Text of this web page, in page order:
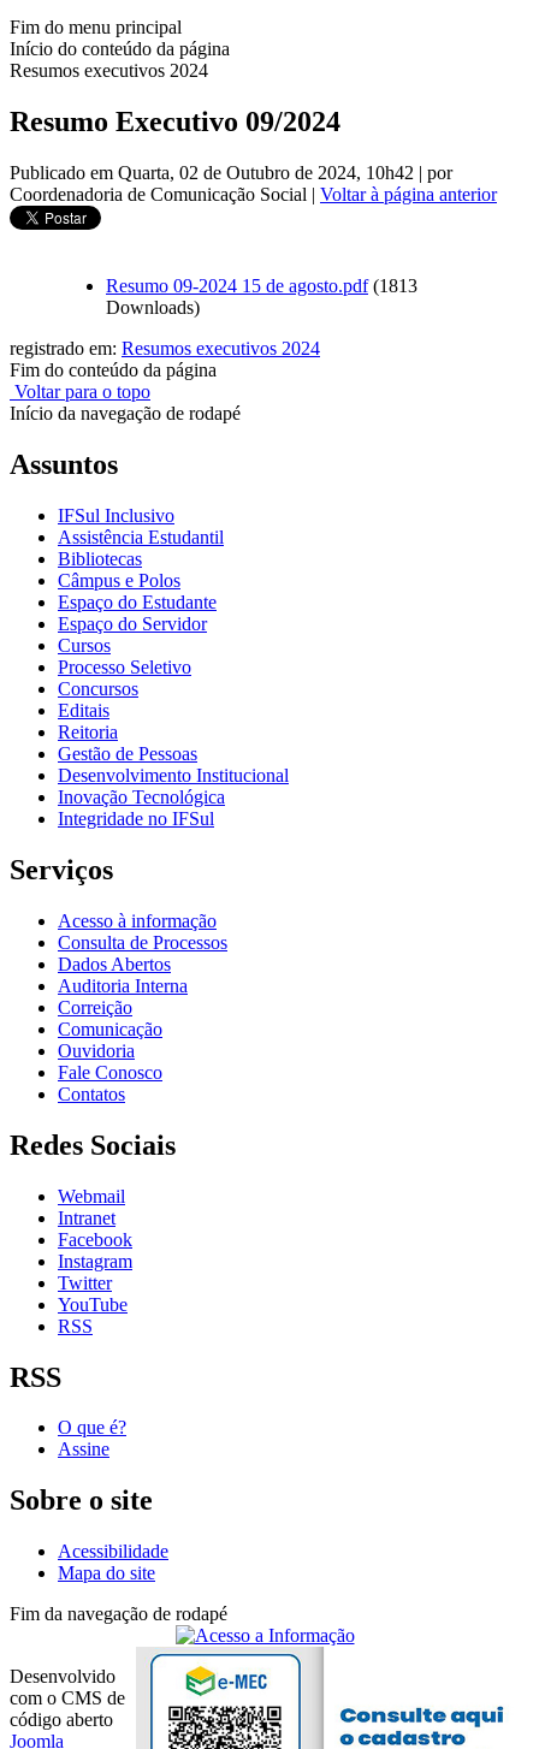
Fim do menu principal
Início do conteúdo da página
Resumos executivos 2024
Resumo Executivo 09/2024
Publicado em Quarta, 02 de Outubro de 2024, 10h42 | por
Coordenadoria de Comunicação Social | Voltar à página anterior
Resumo 09-2024 15 de agosto.pdf (1813
Downloads)
registrado em: Resumos executivos 2024
Fim do conteúdo da página
Voltar para o topo
Início da navegação de rodapé
Assuntos
IFSul Inclusivo
Assistência Estudantil
Bibliotecas
Câmpus e Polos
Espaço do Estudante
Espaço do Servidor
Cursos
Processo Seletivo
Concursos
Editais
Reitoria
Gestão de Pessoas
Desenvolvimento Institucional
Inovação Tecnológica
Integridade no IFSul
Serviços
Acesso à informação
Consulta de Processos
Dados Abertos
Auditoria Interna
Correição
Comunicação
Ouvidoria
Fale Conosco
Contatos
Redes Sociais
Webmail
Intranet
Facebook
Instagram
Twitter
YouTube
RSS
RSS
O que é?
Assine
Sobre o site
Acessibilidade
Mapa do site
Fim da navegação de rodapé
Desenvolvido
com o CMS de
código aberto
Joomla